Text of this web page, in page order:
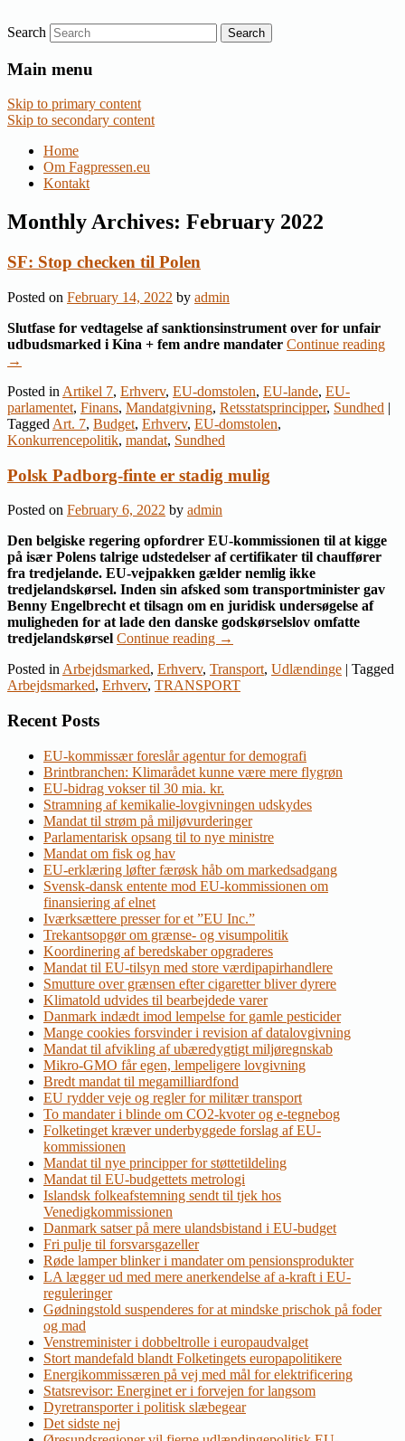
Fagpressen.eu
Nyheder om dansk EU-politik
Search
Main menu
Skip to primary content
Skip to secondary content
Home
Om Fagpressen.eu
Kontakt
Monthly Archives: February 2022
SF: Stop checken til Polen
Posted on February 14, 2022 by admin
Slutfase for vedtagelse af sanktionsinstrument over for unfair
udbudsmarked i Kina + fem andre mandater Continue reading
→
Posted in Artikel 7, Erhverv, EU-domstolen, EU-lande, EU-
parlamentet, Finans, Mandatgivning, Retsstatsprincipper, Sundhed |
Tagged Art. 7, Budget, Erhverv, EU-domstolen,
Konkurrencepolitik, mandat, Sundhed
Polsk Padborg-finte er stadig mulig
Posted on February 6, 2022 by admin
Den belgiske regering opfordrer EU-kommissionen til at kigge
på især Polens talrige udstedelser af certifikater til chauffører
fra tredjelande. EU-vejpakken gælder nemlig ikke
tredjelandskørsel. Inden sin afsked som transportminister gav
Benny Engelbrecht et tilsagn om en juridisk undersøgelse af
muligheden for at lade den danske godskørselslov omfatte
tredjelandskørsel Continue reading →
Posted inArbejdsmarked, Erhverv, Transport, Udlændinge | Tagged
Arbejdsmarked, Erhverv, TRANSPORT
Recent Posts
EU-kommissær foreslår agentur for demografi
Brintbranchen: Klimarådet kunne være mere flygrøn
EU-bidrag vokser til 30 mia. kr.
Stramning af kemikalie-lovgivningen udskydes
Mandat til strøm på miljøvurderinger
Parlamentarisk opsang til to nye ministre
Mandat om fisk og hav
EU-erklæring løfter færøsk håb om markedsadgang
Svensk-dansk entente mod EU-kommissionen om
finansiering af elnet
Iværksættere presser for et ”EU Inc.”
Trekantsopgør om grænse- og visumpolitik
Koordinering af beredskaber opgraderes
Mandat til EU-tilsyn med store værdipapirhandlere
Smutture over grænsen efter cigaretter bliver dyrere
Klimatold udvides til bearbejdede varer
Danmark indædt imod lempelse for gamle pesticider
Mange cookies forsvinder i revision af datalovgivning
Mandat til afvikling af ubæredygtigt miljøregnskab
Mikro-GMO får egen, lempeligere lovgivning
Bredt mandat til megamilliardfond
EU rydder veje og regler for militær transport
To mandater i blinde om CO2-kvoter og e-tegnebog
Folketinget kræver underbyggede forslag af EU-
kommissionen
Mandat til nye principper for støttetildeling
Mandat til EU-budgettets metrologi
Islandsk folkeafstemning sendt til tjek hos
Venedigkommissionen
Danmark satser på mere ulandsbistand i EU-budget
Fri pulje til forsvarsgazeller
Røde lamper blinker i mandater om pensionsprodukter
LA lægger ud med mere anerkendelse af a-kraft i EU-
reguleringer
Gødningstold suspenderes for at mindske prischok på foder
og mad
Venstreminister i dobbeltrolle i europaudvalget
Stort mandefald blandt Folketingets europapolitikere
Energikommissæren på vej med mål for elektrificering
Statsrevisor: Energinet er i forvejen for langsom
Dyretransporter i politisk slæbegear
Det sidste nej